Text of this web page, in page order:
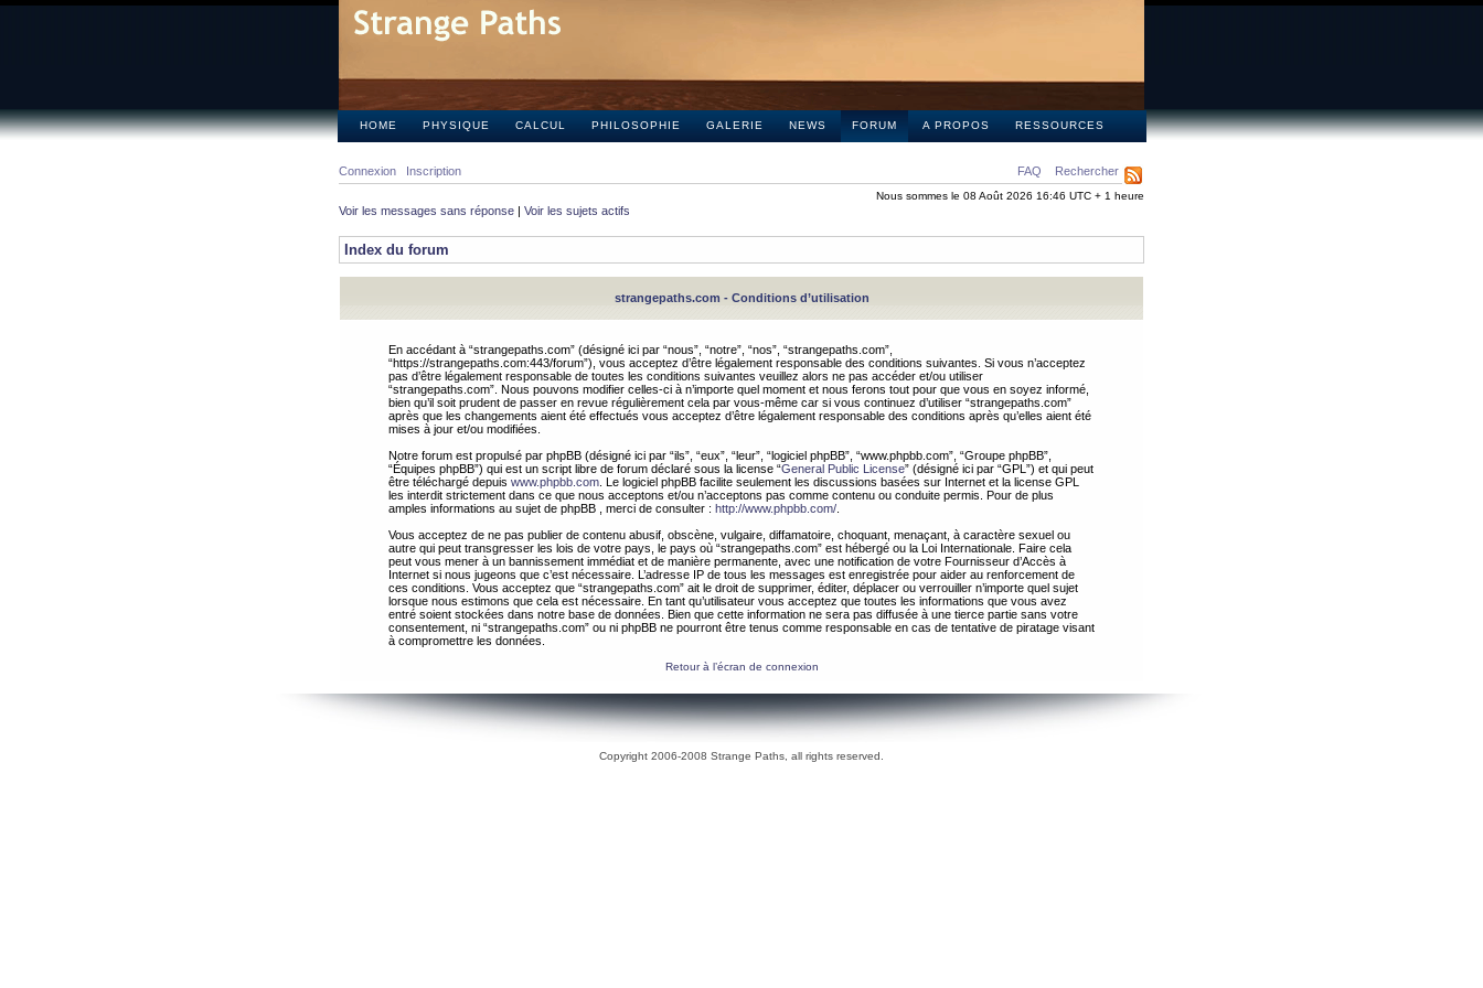
HOME PHYSIQUE CALCUL PHILOSOPHIE GALERIE NEWS FORUM A PROPOS RESSOURCES
FAQ Rechercher
Connexion Inscription
Nous sommes le 08 Août 2026 16:46 UTC + 1 heure
Voir les messages sans réponse | Voir les sujets actifs
Index du forum
strangepaths.com - Conditions d’utilisation
En accédant à “strangepaths.com” (désigné ici par “nous”, “notre”, “nos”, “strangepaths.com”,
“https://strangepaths.com:443/forum”), vous acceptez d’être légalement responsable des conditions suivantes. Si vous n’acceptez
pas d’être légalement responsable de toutes les conditions suivantes veuillez alors ne pas accéder et/ou utiliser
“strangepaths.com”. Nous pouvons modifier celles-ci à n’importe quel moment et nous ferons tout pour que vous en soyez informé,
bien qu’il soit prudent de passer en revue régulièrement cela par vous-même car si vous continuez d’utiliser “strangepaths.com”
après que les changements aient été effectués vous acceptez d’être légalement responsable des conditions après qu’elles aient été
mises à jour et/ou modifiées.
Notre forum est propulsé par phpBB (désigné ici par “ils”, “eux”, “leur”, “logiciel phpBB”, “www.phpbb.com”, “Groupe phpBB”,
“Équipes phpBB”) qui est un script libre de forum déclaré sous la license “General Public License” (désigné ici par “GPL”) et qui peut
être téléchargé depuis www.phpbb.com . Le logiciel phpBB facilite seulement les discussions basées sur Internet et la license GPL
les interdit strictement dans ce que nous acceptons et/ou n’acceptons pas comme contenu ou conduite permis. Pour de plus
amples informations au sujet de phpBB , merci de consulter : http://www.phpbb.com/
Vous acceptez de ne pas publier de contenu abusif, obscène, vulgaire, diffamatoire, choquant, menaçant, à caractère sexuel ou
autre qui peut transgresser les lois de votre pays, le pays où “strangepaths.com” est hébergé ou la Loi Internationale. Faire cela
peut vous mener à un bannissement immédiat et de manière permanente, avec une notification de votre Fournisseur d’Accès à
Internet si nous jugeons que c’est nécessaire. L’adresse IP de tous les messages est enregistrée pour aider au renforcement de
ces conditions. Vous acceptez que “strangepaths.com” ait le droit de supprimer, éditer, déplacer ou verrouiller n’importe quel sujet
lorsque nous estimons que cela est nécessaire. En tant qu’utilisateur vous acceptez que toutes les informations que vous avez
entré soient stockées dans notre base de données. Bien que cette information ne sera pas diffusée à une tierce partie sans votre
consentement, ni “strangepaths.com” ou ni phpBB ne pourront être tenus comme responsable en cas de tentative de piratage visant
à compromettre les données.
Retour à l’écran de connexion
Copyright 2006-2008 Strange Paths, all rights reserved.